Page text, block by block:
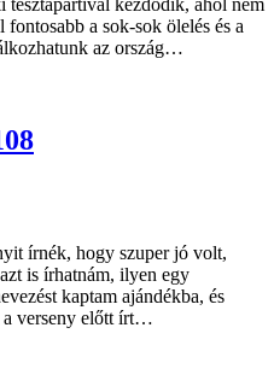
a sok-sok ölelés és a
az ország…
írnék, hogy szuper jó volt,
is írhatnám, ilyen egy
kaptam ajándékba, és
a verseny előtt írt…